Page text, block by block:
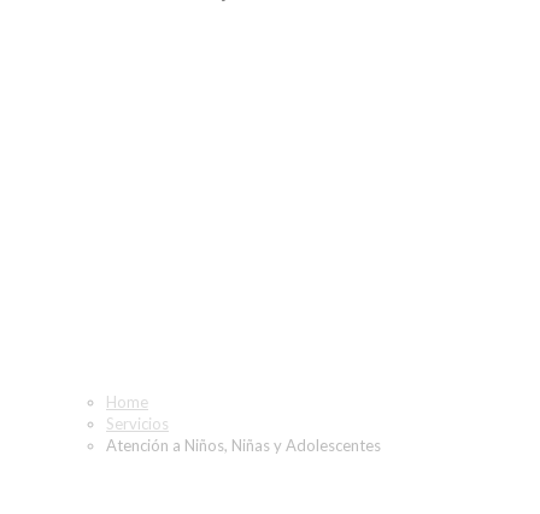
Home
Servicios
Atención a Niños, Niñas y Adolescentes